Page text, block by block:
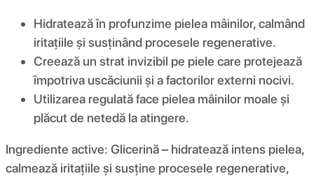
Hidratează în profunzime pielea mâinilor, calmând
iritațiile și susținând procesele regenerative.
Creează un strat invizibil pe piele care protejează
împotriva uscăciunii și a factorilor externi nocivi.
Utilizarea regulată face pielea mâinilor moale și
plăcut de netedă la atingere.
Ingrediente active: Glicerină – hidratează intens pielea,
calmează iritațiile și susține procesele regenerative,